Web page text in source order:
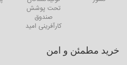
تحت پوشش
صندوق
کارآفرینی امید
خرید مطمئن و امن